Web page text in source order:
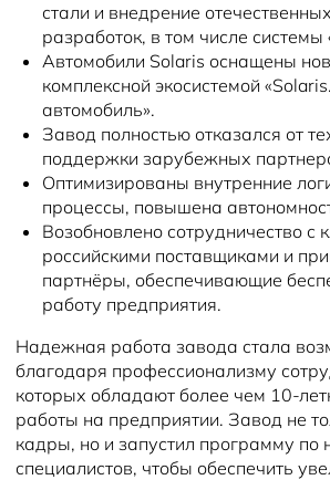
стали и внедрение
разработок, в том числе
Автомобили Solaris оснащены
комплексной экосистемой
автомобиль».
Завод полностью отказался от
поддержки зарубежных
Оптимизированы внутренние
процессы, повышена
Возобновлено сотрудничество с
российскими поставщиками и
партнёры, обеспечивающие
работу предприятия.
Надежная работа завода стала
благодаря профессионализму
которых обладают более чем 10-
работы на предприятии. Завод не
кадры, но и запустил программу по
специалистов, чтобы обеспечить